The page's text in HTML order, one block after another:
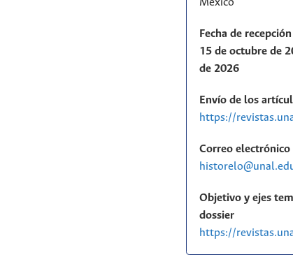
México
Fecha de
15 de octubre de
de 2026
Envío de los
https://
Correo electrónico
Objetivo y ejes
dossier
https://